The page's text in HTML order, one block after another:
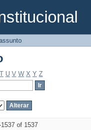
T U V W X Y Z
of 1537